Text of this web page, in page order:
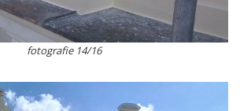
fotografie 14/16